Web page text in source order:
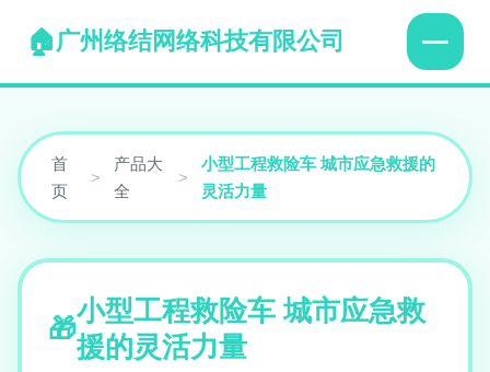
广州络结网络科技有限公司
首
页
>
产品大
全
>
小型工程救险车 城市应急救援的
灵活力量
小型工程救险车 城市应急救
援的灵活力量